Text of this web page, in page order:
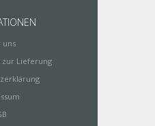
uns
Lieferung